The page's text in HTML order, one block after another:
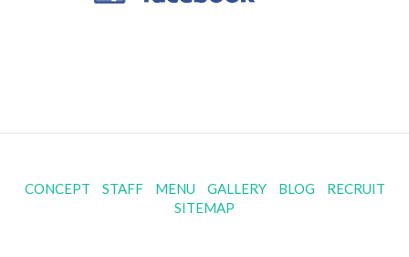
CONCEPT STAFF MENU GALLERY BLOG
RECRUIT
SITEMAP